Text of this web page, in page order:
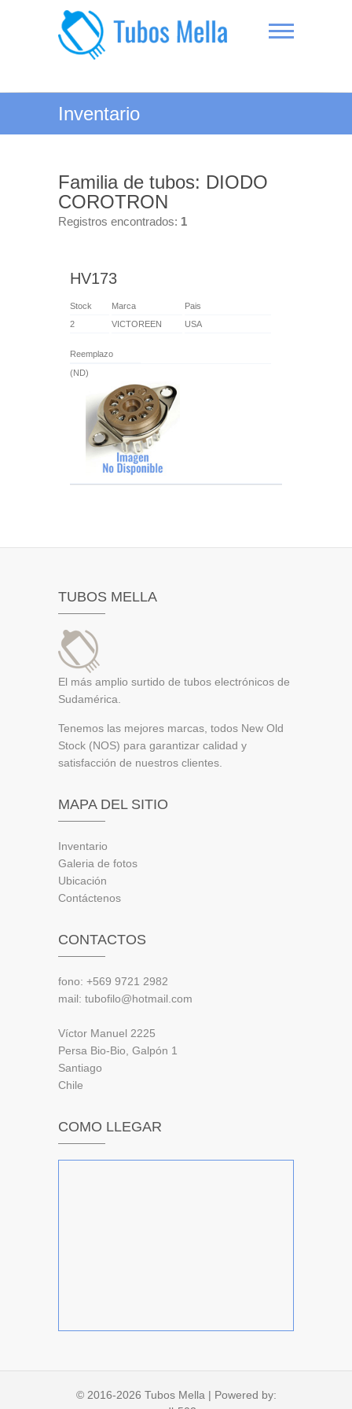
Tubos Mella
Inventario
Familia de tubos: DIODO
COROTRON
Registros encontrados: 1
HV173
Stock Marca
Pais
2
VICTOREEN USA
Reemplazo
(ND)
TUBOS MELLA
El más amplio surtido de tubos electrónicos de
Sudamérica.
Tenemos las mejores marcas, todos New Old
Stock (NOS) para garantizar calidad y
satisfacción de nuestros clientes.
MAPA DEL SITIO
Inventario
Galeria de fotos
Ubicación
Contáctenos
CONTACTOS
fono: +569 9721 2982
mail: tubofilo@hotmail.com
Víctor Manuel 2225
Persa Bio-Bio, Galpón 1
Santiago
Chile
COMO LLEGAR
© 2016-2026 Tubos Mella | Powered by: